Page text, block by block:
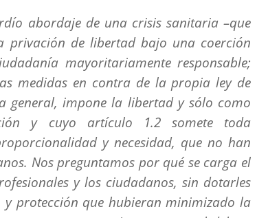
abordaje de una crisis sanitaria –que
privación de libertad bajo una coerción
mayoritariamente responsable;
medidas en contra de la propia ley de
general, impone la libertad y sólo como
y cuyo artículo 1.2 somete toda
y necesidad, que no han
Nos preguntamos por qué se carga el
y los ciudadanos, sin dotarles
y protección que hubieran minimizado la